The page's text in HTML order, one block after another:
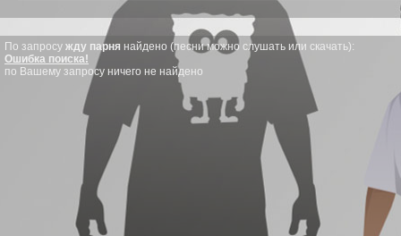
По запросу жду парня найдено (песни можно слушать или скачать):
Ошибка поиска!
по Вашему запросу ничего не найдено